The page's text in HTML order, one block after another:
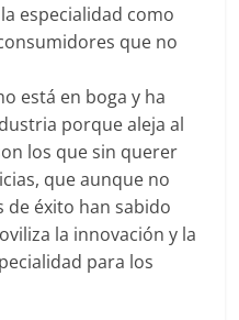
especialidad como
que no
está en boga y ha
porque aleja al
los que sin querer
que aunque no
éxito han sabido
la innovación y la
para los